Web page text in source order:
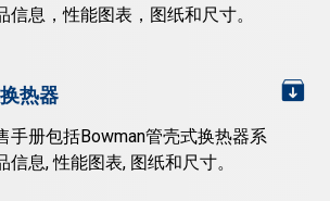
信息，性能图表，图纸和尺寸。
热器
手册包括Bowman管壳式换热器系
信息, 性能图表, 图纸和尺寸。